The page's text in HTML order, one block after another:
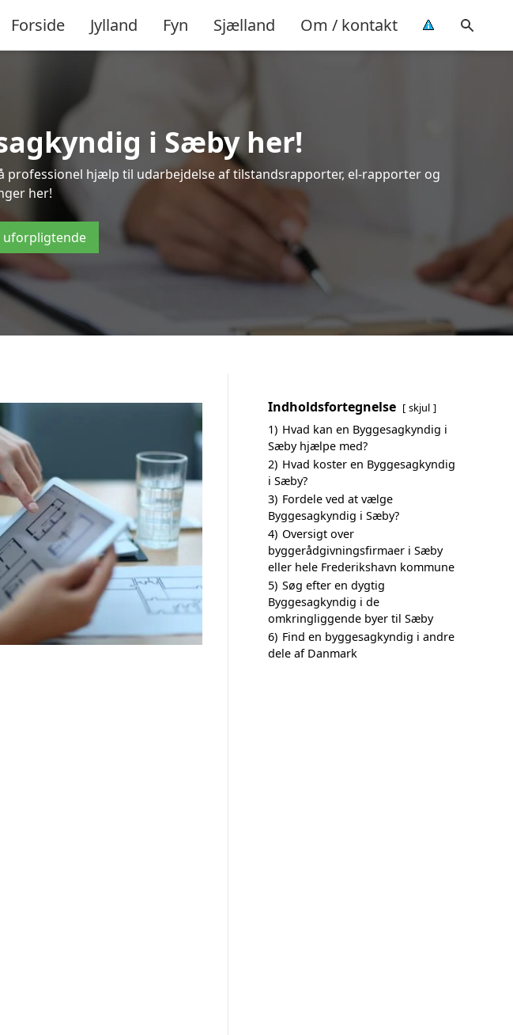
Forside Jylland Fyn Sjælland Om / kontakt
i Sæby her!
hjælp til udarbejdelse af tilstandsrapporter, el-rapporter og
her!
uforpligtende
Indholdsfortegnelse skjul
1) Hvad kan en Byggesagkyndig i
Sæby hjælpe med?
2) Hvad koster en Byggesagkyndig
i Sæby?
3) Fordele ved at vælge
Byggesagkyndig i Sæby?
4) Oversigt over
byggerådgivningsfirmaer i Sæby
eller hele Frederikshavn kommune
5) Søg efter en dygtig
Byggesagkyndig i de
omkringliggende byer til Sæby
6) Find en byggesagkyndig i andre
dele af Danmark